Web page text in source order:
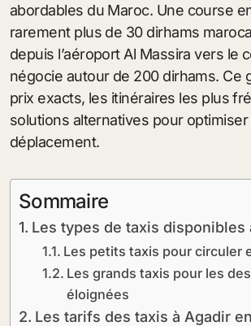
abordables du Maroc. Une course
rarement plus de 30 dirhams
depuis l’aéroport Al Massira vers le
négocie autour de 200 dirhams. Ce
prix exacts, les itinéraires les plus
solutions alternatives pour
déplacement.
Sommaire
Les types de taxis disponibles
Les petits taxis pour circuler
Les grands taxis pour les
éloignées
Les tarifs des taxis à Agadir